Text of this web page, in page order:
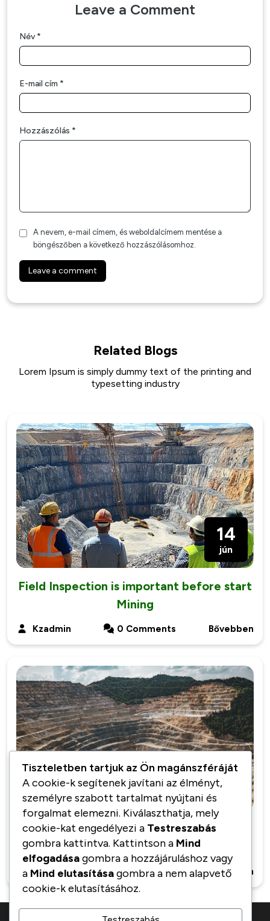
Leave a Comment
Hozzászólás *
Név*
E-mail cím *
A nevem, e-mail címem, és weboldalcímem mentése a
böngészőben a következő hozzászólásomhoz.
Related Blogs
Lorem Ipsum is simply dummy text of the printing and
typesetting industry
14
jún
Field Inspection is important before start
Mining
Kzadmin 0 Comments Bővebben
14
Copper is reserved in the depth of the
earth
Kzadmin 0 Comments Bővebben
Tiszteletben tartjuk az Ön magánszféráját
A cookie-k segítenek javítani az élményt,
személyre szabott tartalmat nyújtani és
forgalmat elemezni. Kiválaszthatja, mely
cookie-kat engedélyezi a Testreszabás
gombra kattintva. Kattintson a Mind
elfogadásagombra a hozzájáruláshoz vagy
a Mind elutasításagombra a nem alapvető
cookie-k elutasításához.